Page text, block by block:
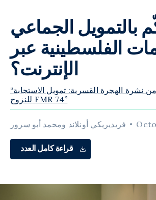
بالتمويل الجماعي
الفلسطينية عبر
الإنترنت؟
“العدد رقم 74 من نشرة الهجرة القسرية: تمويل الاستجابة
للنزوح FMR 74”
فريديريكي أونلاند ومحمد أبو سرور
قراءة كامل العدد